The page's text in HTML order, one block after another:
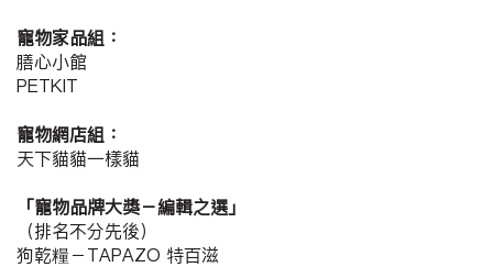
寵物家品組：
膳心小館
PETKIT
寵物網店組：
天下貓貓一樣貓
「寵物品牌大獎－編輯之選」
（排名不分先後）
狗乾糧－TAPAZO 特百滋